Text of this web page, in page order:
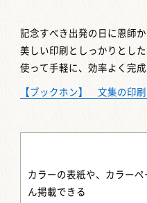
記念すべき出発の日に恩師
美しい印刷としっかりとし
使って手軽に、効率よく完成
【ブックホン】 文集の印
カラーの表紙や、カラー
ん掲載できる